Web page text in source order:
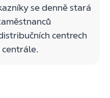
se denně stará
centrech
centrále.